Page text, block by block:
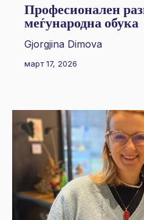
Професионален
меѓународна обука
Gjorgjina Dimova
март 17, 2026